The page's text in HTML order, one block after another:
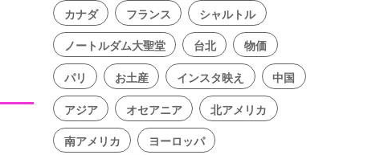
カナダ
フランス
シャルトル
ノートルダム大聖堂
台北
物価
パリ
お土産 インスタ映え
中国
アジア
オセアニア
北アメリカ
南アメリカ
ヨーロッパ